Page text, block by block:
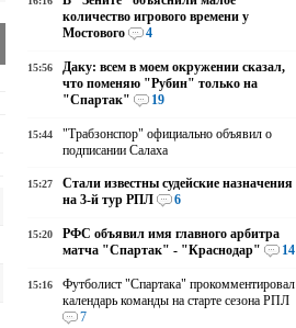
количество игрового времени у
Мостового
4
15:56
Даку: всем в моем окружении сказал,
что поменяю "Рубин" только на
"Спартак"
19
15:44
"Трабзонспор" официально объявил о
подписании Салаха
15:27
Стали известны судейские назначения
на 3-й тур РПЛ
6
15:20
РФС объявил имя главного арбитра
матча "Спартак" - "Краснодар"
14
15:16
Футболист "Спартака" прокомментировал
календарь команды на старте сезона РПЛ
7